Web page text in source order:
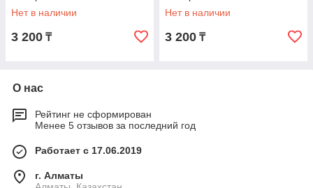
Нет в наличии
3 200 ₸
Нет в наличии
3 200 ₸
О нас
Рейтинг не сформирован
Менее 5 отзывов за последний год
Работает с 17.06.2019
г. Алматы